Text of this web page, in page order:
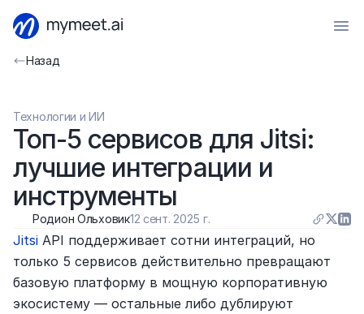
Назад
Технологии и ИИ
Топ-5 сервисов для Jitsi:
лучшие интеграции и
инструменты
Родион Ольховик12 сент. 2025 г.
Jitsi API поддерживает сотни интеграций, но
только 5 сервисов действительно превращают
базовую платформу в мощную корпоративную
экосистему — остальные либо дублируют